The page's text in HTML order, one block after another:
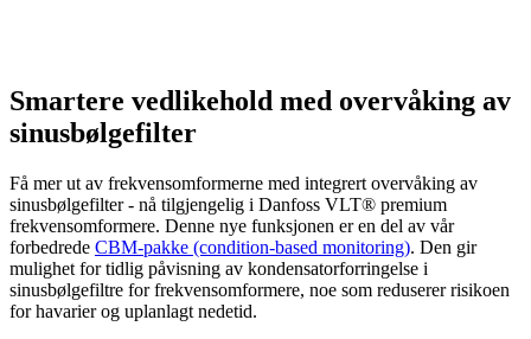
Smartere vedlikehold med overvåking av
sinusbølgefilter
Få mer ut av frekvensomformerne med integrert overvåking av
sinusbølgefilter - nå tilgjengelig i Danfoss VLT® premium
frekvensomformere. Denne nye funksjonen er en del av vår
forbedrede CBM-pakke (condition-based monitoring). Den gir
mulighet for tidlig påvisning av kondensatorforringelse i
sinusbølgefiltre for frekvensomformere, noe som reduserer risikoen
for havarier og uplanlagt nedetid.